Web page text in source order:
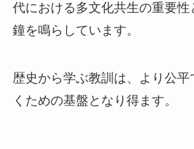
代における多文化共生の重要
鐘を鳴らしています。
歴史から学ぶ教訓は、より公
くための基盤となり得ます。